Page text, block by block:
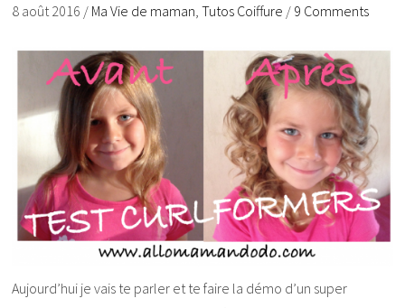
8 août 2016 / Ma Vie de maman,Tutos Coiffure / 9 Comments
Aujourd’hui je vais te parler et te faire la démo d’un super